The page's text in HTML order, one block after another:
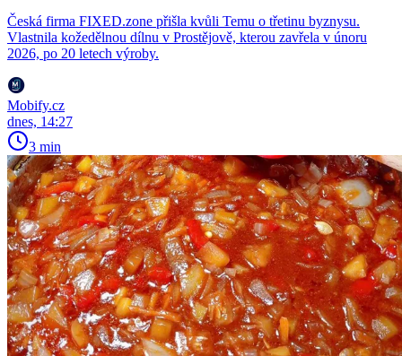
Česká firma FIXED.zone přišla kvůli Temu o třetinu byznysu.
Vlastnila kožedělnou dílnu v Prostějově, kterou zavřela v únoru
2026, po 20 letech výroby.
Mobify.cz
dnes, 14:27
3 min